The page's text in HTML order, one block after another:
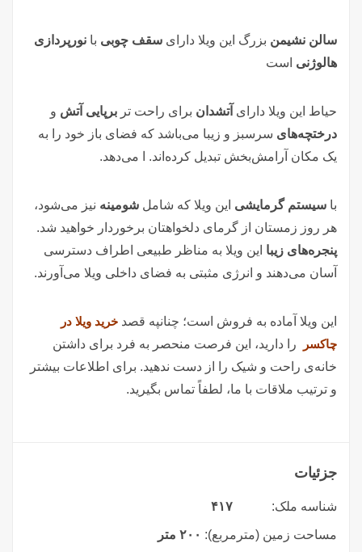
سالن نشیمن بزرگ این ویلا دارای سقف چوبی با نورپردازی
هالوژنی است
حیاط این ویلا دارای آتشدان برای راحت تر برپایی آتش و
درختچه‌های سرسبز و زیبا می‌باشد که فضای باز خود را به
یک مکان آرامش‌بخش تبدیل کرده‌اند. ا می‌دهد.
با سیستم گرمایشی این ویلا که شامل شومینه نیز می‌شود،
هر روز زمستان از گرمای دلخواهتان برخوردار خواهید شد.
پنجره‌های زیبا این ویلا به مناظر طبیعی اطراف دسترسی
آسان می‌دهند و انرژی مثبتی به فضای داخلی ویلا می‌آورند.
این ویلا آماده به فروش است؛ چنانپه قصد خرید ویلا در
چاکسر
را دارید، این فرصت منحصر به فرد برای داشتن
خانه‌ی راحت و شیک را از دست ندهید. برای اطلاعات بیشتر
و ترتیب ملاقات با ما، لطفاً تماس بگیرید.
جزئیات
شناسه ملک: ۴۱۷
مساحت زمین (مترمربع): ۲۰۰ متر